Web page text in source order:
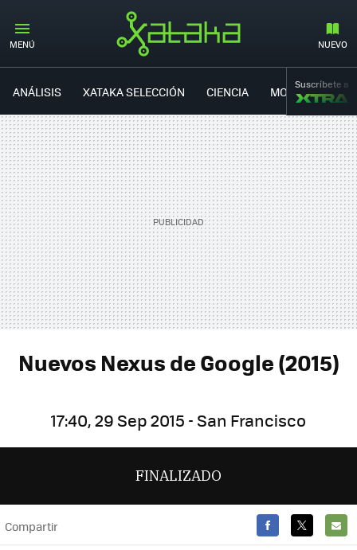
MENÚ NUEVO
ANÁLISIS XATAKA SELECCIÓN CIENCIA MOVILIDAD
Suscríbete a
Nuevos Nexus de Google (2015)
17:40, 29 Sep 2015 - San Francisco
FINALIZADO
Compartir